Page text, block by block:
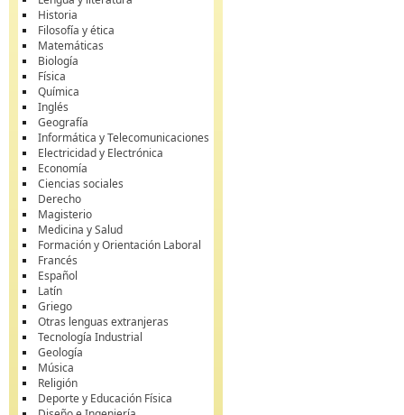
Historia
Filosofía y ética
Matemáticas
Biología
Física
Química
Inglés
Geografía
Informática y Telecomunicaciones
Electricidad y Electrónica
Economía
Ciencias sociales
Derecho
Magisterio
Medicina y Salud
Formación y Orientación Laboral
Francés
Español
Latín
Griego
Otras lenguas extranjeras
Tecnología Industrial
Geología
Música
Religión
Deporte y Educación Física